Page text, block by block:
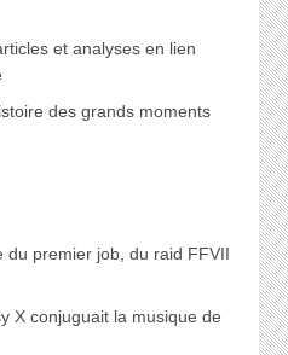
et analyses en lien
des grands moments
du premier job, du raid FFVII
X conjuguait la musique de